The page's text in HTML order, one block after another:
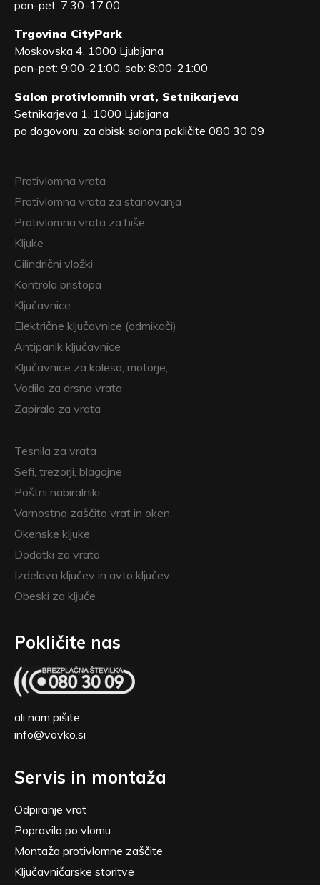
pon-pet: 7:30-17:00
Trgovina CityPark
Moskovska 4, 1000 Ljubljana
pon-pet: 9:00-21:00, sob: 8:00-21:00
Salon protivlomnih vrat, Setnikarjeva
Setnikarjeva 1, 1000 Ljubljana
po dogovoru, za obisk salona pokličite 080 30 09
Protivlomna vrata
Protivlomna vrata za stanovanja
Protivlomna vrata za hiše
Kljuke
Cilindrični vložki
Kontrola pristopa
Ključavnice
Električne ključavnice (odmikači)
Antipanik ključavnice
Ključavnice za kolesa, motorje,…
Vodila za drsna vrata
Zapirala za vrata
Tesnila za vrata
Sefi, trezorji, blagajne
Poštni nabiralniki
Varnostna zaščita vrat in oken
Okenske kljuke
Dodatki za vrata
Izdelava ključev in avto ključev
Obeski za ključe
Pokličite nas
ali nam pišite:
info@vovko.si
Servis in montaža
Odpiranje vrat
Popravila po vlomu
Montaža protivlomne zaščite
Ključavničarske storitve